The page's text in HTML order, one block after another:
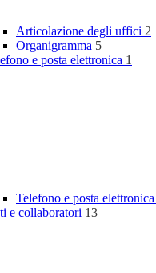
Articolazione degli uffici 2
Organigramma 5
e posta elettronica 1
Telefono e posta elettronica
e collaboratori 13